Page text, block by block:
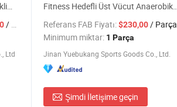
/ Parça
Ltd
Fitness Hedefli Üst Vücut Anaerobik
Antrenör
Referans FAB Fiyatı:$230,00/ Parça
Minimum miktar: 1 Parça
Jinan Yuebukang Sports Goods Co., Ltd.
Şimdi İletişime geçin